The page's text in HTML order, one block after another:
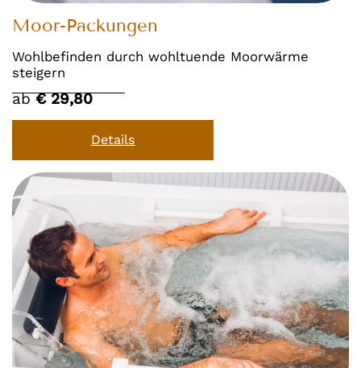
Moor-Packungen
Wohlbefinden durch wohltuende Moorwärme
steigern
ab€ 29,80
Details